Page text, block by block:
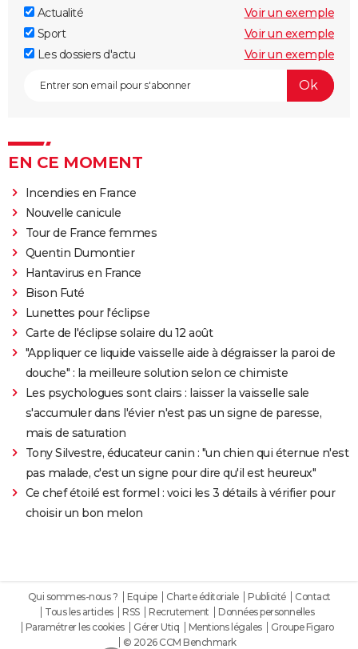
Actualité
Voir un exemple
Sport
Voir un exemple
Les dossiers d'actu
Voir un exemple
EN CE MOMENT
Incendies en France
Nouvelle canicule
Tour de France femmes
Quentin Dumontier
Hantavirus en France
Bison Futé
Lunettes pour l'éclipse
Carte de l'éclipse solaire du 12 août
"Appliquer ce liquide vaisselle aide à dégraisser la paroi de
douche" : la meilleure solution selon ce chimiste
Les psychologues sont clairs : laisser la vaisselle sale
s'accumuler dans l'évier n'est pas un signe de paresse,
mais de saturation
Tony Silvestre, éducateur canin : "un chien qui éternue n'est
pas malade, c'est un signe pour dire qu'il est heureux"
Ce chef étoilé est formel : voici les 3 détails à vérifier pour
choisir un bon melon
Qui sommes-nous ? Equipe Charte éditoriale Publicité
Contact
Tous les articles
RSS Recrutement
Données personnelles
Paramétrer les cookies
Gérer Utiq Mentions légales
Groupe Figaro
© 2026 CCM Benchmark